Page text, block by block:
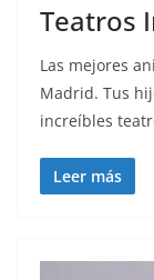
Teatros
Las mejores
Madrid. Tus
increíbles
Leer más